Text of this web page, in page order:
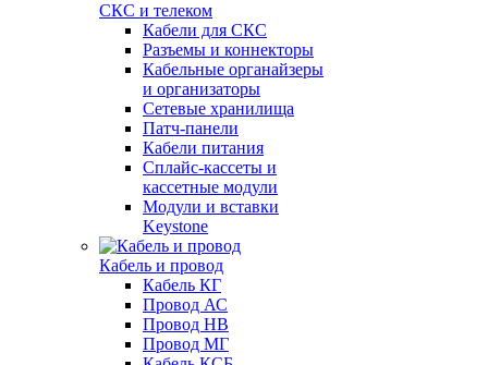
СКС и телеком
Кабели для СКС
Разъемы и коннекторы
Кабельные органайзеры
и организаторы
Сетевые хранилища
Патч-панели
Кабели питания
Сплайс-кассеты и
кассетные модули
Модули и вставки
Keystone
Кабель и провод
Кабель КГ
Провод АС
Провод НВ
Провод МГ